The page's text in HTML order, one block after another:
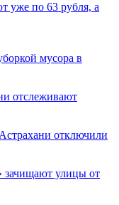
уже по 63 рубля, а
мусора в
отслеживают
отключили
улицы от